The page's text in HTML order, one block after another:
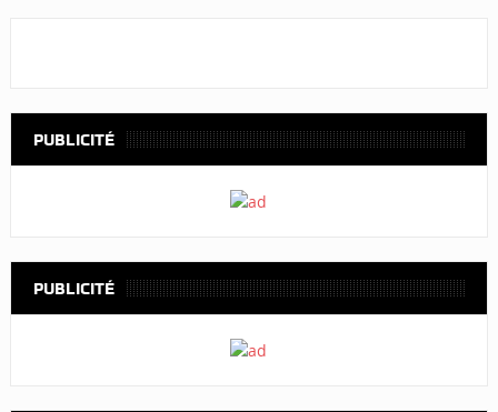
PUBLICITÉ
PUBLICITÉ